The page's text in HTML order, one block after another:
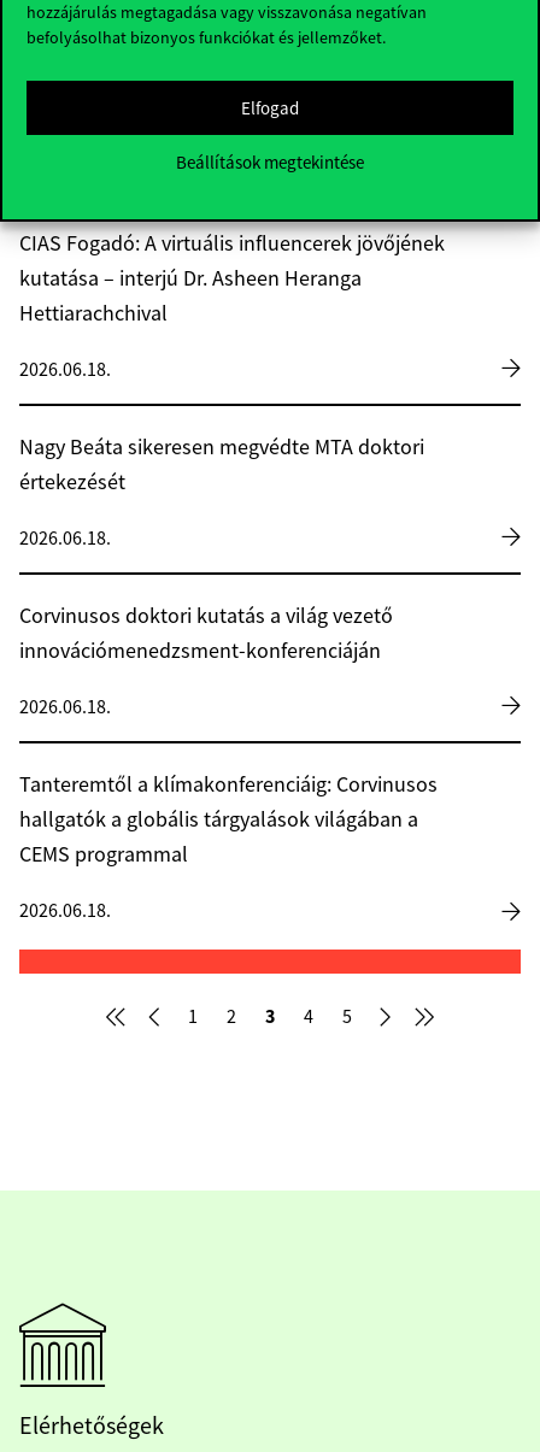
hozzájárulás megtagadása vagy visszavonása negatívan
befolyásolhat bizonyos funkciókat és jellemzőket.
Elfogad
Beállítások megtekintése
CEEPUS Green Hackathon 2026: Kilenc csapat
keresett megoldásokat a fenntartható divat
CIAS Fogadó: A virtuális influencerek jövőjének
kutatása – interjú Dr. Asheen Heranga
Hettiarachchival
2026.06.18.
Nagy Beáta sikeresen megvédte MTA doktori
értekezését
2026.06.18.
Corvinusos doktori kutatás a világ vezető
innovációmenedzsment-konferenciáján
2026.06.18.
Tanteremtől a klímakonferenciáig: Corvinusos
hallgatók a globális tárgyalások világában a
CEMS programmal
2026.06.18.
1 2 3 4 5
Elérhetőségek